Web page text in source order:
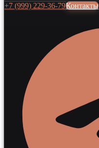
+7 (999) 229-36-79Контакты